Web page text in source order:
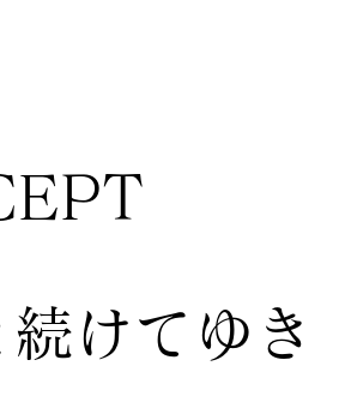
けてゆき